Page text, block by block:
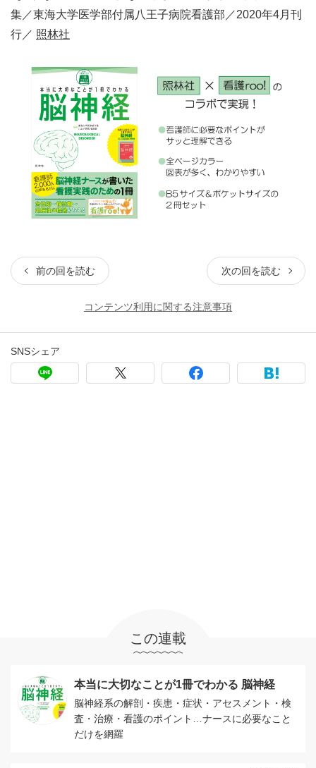
集／東海大学医学部付属八王子病院看護部／2020年4月刊
行／ 照林社
前の回を読む 次の回を読む
コンテンツ利用に関する注意事項
SNSシェア
この連載
本当に大切なことが1冊でわかる 脳神経
脳神経系の解剖・疾患・症状・アセスメント・検
査・治療・看護のポイント…ナースに必要なこと
だけを網羅